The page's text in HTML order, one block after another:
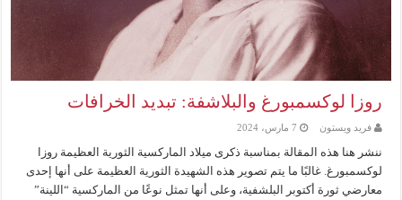
روزا لوكسمبورغ والبلاشفة: تبديد الخرافات
فريد ويستون 7 مارس، 2024
ننشر هنا هذه المقالة بمناسبة ذكرى ميلاد الماركسية الثورية العظيمة روزا
لوكسمبورغ. غالبًا ما يتم تصوير هذه الشهيدة الثورية العظيمة على أنها إحدى
معارضي ثورة أكتوبر البلشفية، وعلى أنها تمثل نوعًا من الماركسية “اللينة”